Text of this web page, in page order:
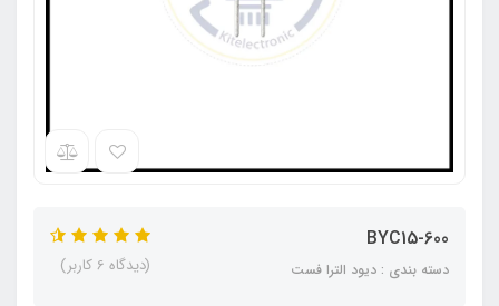
BYC15-600
دسته بندی : دیود الترا فست (دیدگاه 6 کاربر)